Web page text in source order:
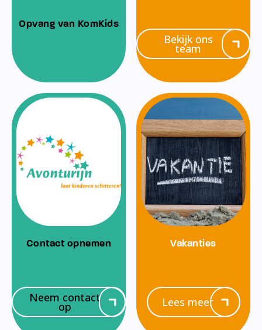
Opvang van KomKids
Bekijk ons
team
Contact opnemen
Neem contact
op
Vakanties
Lees meer